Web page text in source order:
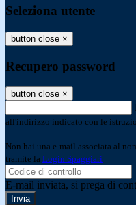
Seleziona utente
button close ×
Recupero password
button close ×
all'indirizzo indicato con le
Non hai una e-mail associata al
tramite la Login Spaggiari
E-mail inviata, si prega di